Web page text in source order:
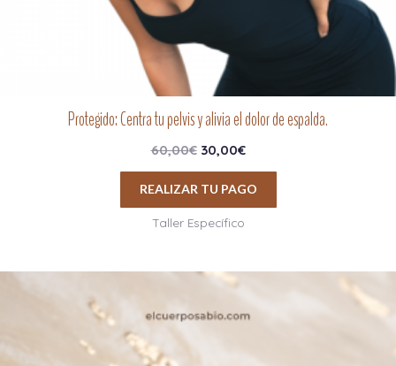
Protegido: Centra tu pelvis y alivia el dolor de espalda.
60,00€ 30,00€
REALIZAR TU PAGO
Taller Específico